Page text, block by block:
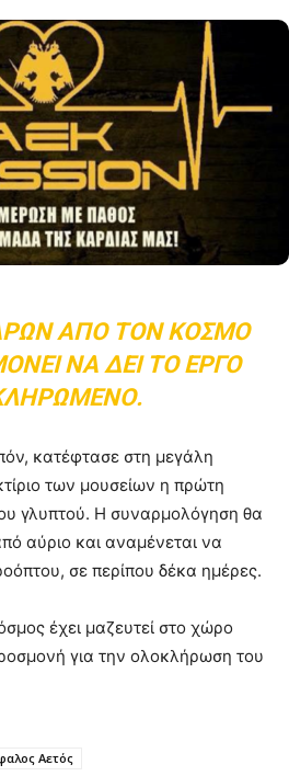
ΑΠΌ ΤΟΝ ΚΌΣΜΟ
ΝΑ ΔΕΙ ΤΟ ΈΡΓΟ
κατέφτασε στη μεγάλη
των μουσείων η πρώτη
γλυπτού. Η συναρμολόγηση θα
αύριο και αναμένεται να
σε περίπου δέκα ημέρες.
έχει μαζευτεί στο χώρο
για την ολοκλήρωση του
Αετός